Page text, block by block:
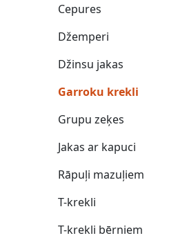
Cepures
Džemperi
Džinsu jakas
Garroku krekli
Grupu zeķes
Jakas ar kapuci
Rāpuļi mazuļiem
T-krekli
T-krekli bērniem